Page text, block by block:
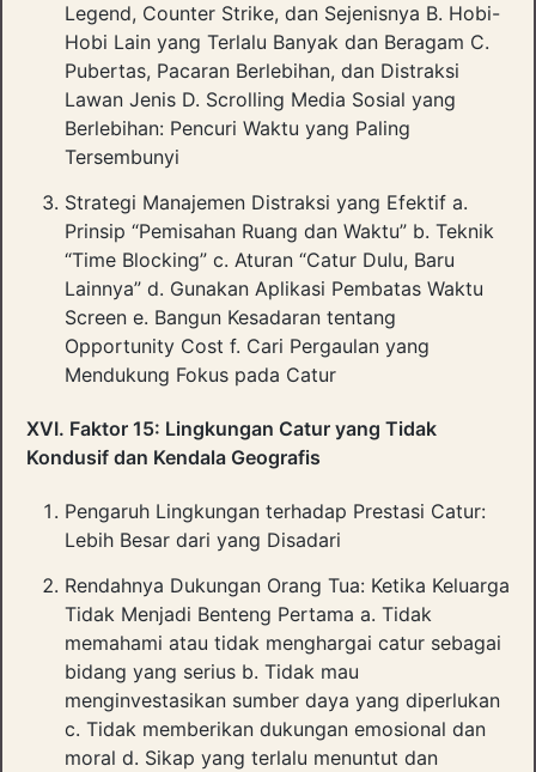
Legend, Counter Strike, dan Sejenisnya B. Hobi-
Hobi Lain yang Terlalu Banyak dan Beragam C.
Pubertas, Pacaran Berlebihan, dan Distraksi
Lawan Jenis D. Scrolling Media Sosial yang
Berlebihan: Pencuri Waktu yang Paling
Tersembunyi
Strategi Manajemen Distraksi yang Efektif a.
Prinsip “Pemisahan Ruang dan Waktu” b. Teknik
“Time Blocking” c. Aturan “Catur Dulu, Baru
Lainnya” d. Gunakan Aplikasi Pembatas Waktu
Screen e. Bangun Kesadaran tentang
Opportunity Cost f. Cari Pergaulan yang
Mendukung Fokus pada Catur
XVI. Faktor 15: Lingkungan Catur yang Tidak
Kondusif dan Kendala Geografis
Pengaruh Lingkungan terhadap Prestasi Catur:
Lebih Besar dari yang Disadari
Rendahnya Dukungan Orang Tua: Ketika Keluarga
Tidak Menjadi Benteng Pertama a. Tidak
memahami atau tidak menghargai catur sebagai
bidang yang serius b. Tidak mau
menginvestasikan sumber daya yang diperlukan
c. Tidak memberikan dukungan emosional dan
moral d. Sikap yang terlalu menuntut dan